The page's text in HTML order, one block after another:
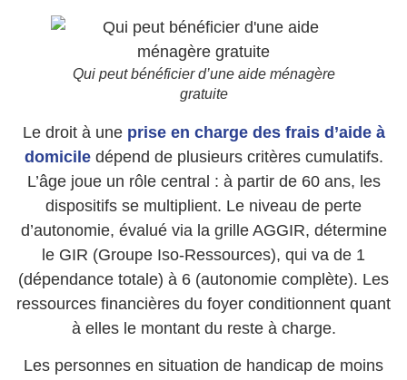
Qui peut bénéficier d’une aide ménagère
gratuite
Le droit à une prise en charge des frais d’aide à
domiciledépend de plusieurs critères cumulatifs.
L’âge joue un rôle central : à partir de 60 ans, les
dispositifs se multiplient. Le niveau de perte
d’autonomie, évalué via la grille AGGIR, détermine
le GIR (Groupe Iso-Ressources), qui va de 1
(dépendance totale) à 6 (autonomie complète). Les
ressources financières du foyer conditionnent quant
à elles le montant du reste à charge.
Les personnes en situation de handicap de moins